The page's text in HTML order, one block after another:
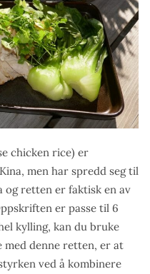
chicken rice) er
men har spredd seg til
og retten er faktisk en av
er passe til 6
kylling, kan du bruke
denne retten, er at
ved å kombinere